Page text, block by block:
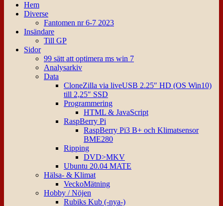
Hem
Diverse
Fantomen nr 6-7 2023
Insändare
Till GP
Sidor
99 sätt att optimera ms win 7
Analysarkiv
Data
CloneZilla via liveUSB 2.25″ HD (OS Win10)
till 2,25″ SSD
Programmering
HTML & JavaScript
RaspBerry Pi
RaspBerry Pi3 B+ och Klimatsensor
BME280
Ripping
DVD>MKV
Ubuntu 20.04 MATE
Hälsa- & Klimat
VeckoMätning
Hobby / Nöjen
Rubiks Kub (-nya-)